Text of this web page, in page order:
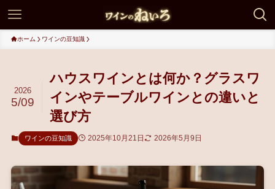
ホーム ワインの豆知識
ハウスワインとは何か？グラスワ
インやテーブルワインとの違いと
選び方
2026
5/09
ワインの豆知識 2025年10月21日 2026年5月9日